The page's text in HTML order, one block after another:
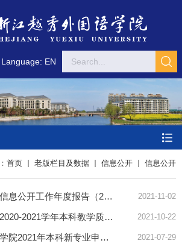
Language: EN
首页 老版栏目及数据 信息公开 信息公开
浙江越秀外国语学院信息公开工作年度报告（2020-2021学年） 2021-11-02
浙江越秀外国语学院2020-2021学年本科教学质量报告 2021-10-22
关于浙江越秀外国语学院2021年本科新专业申报情况的公示 2021-07-29